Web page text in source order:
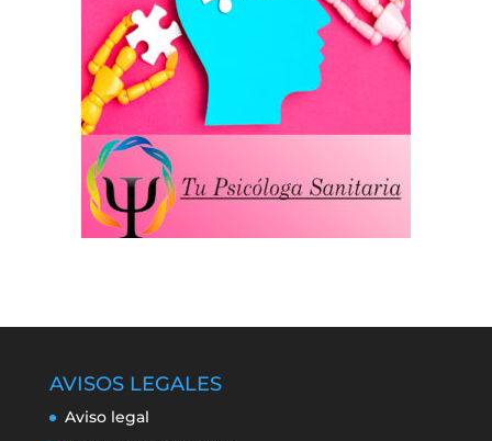
AVISOS LEGALES
Aviso legal